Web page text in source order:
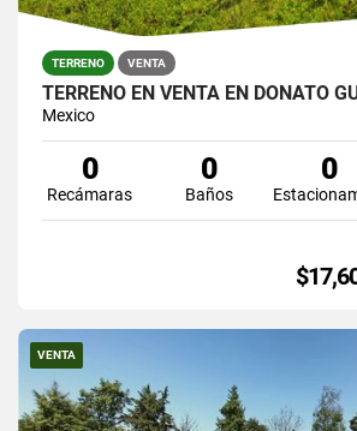
TERRENO VENTA
TERRENO EN VENTA EN DONATO
Mexico
0
Recámaras
0
Baños
0
VENTA